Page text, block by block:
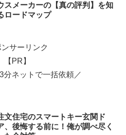
スメーカーの【真の評判】を知
ロードマップ
ンサーリンク
【PR】
分ネットで一括依頼／
文住宅のスマートキー玄関ド
、後悔する前に！俺が調べ尽く